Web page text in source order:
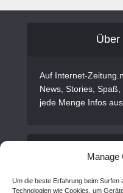
Manage
Um die beste Erfahrung beim
Technologien wie Cookies, um
Über
Auf Internet-
News, Stories,
jede Menge Infos
Gastartikel